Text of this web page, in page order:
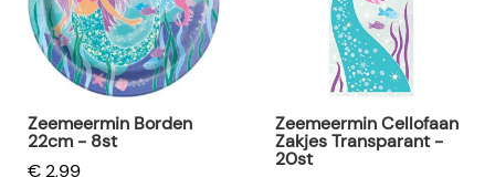
Zeemeermin Borden
22cm - 8st
€ 2,99
Zeemeermin Cellofaan
Zakjes Transparant -
20st